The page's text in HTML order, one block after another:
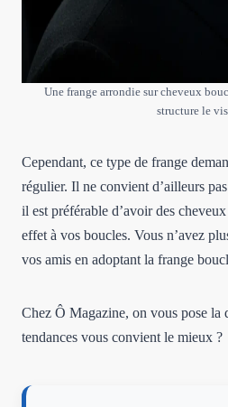
Une frange arrondie sur cheveux
structure le
Cependant, ce type de frange
régulier. Il ne convient d’ailleurs
il est préférable d’avoir des
effet à vos boucles. Vous n’avez
vos amis en adoptant la frange
Chez Ô Magazine, on vous pose la
tendances vous convient le mieux ?